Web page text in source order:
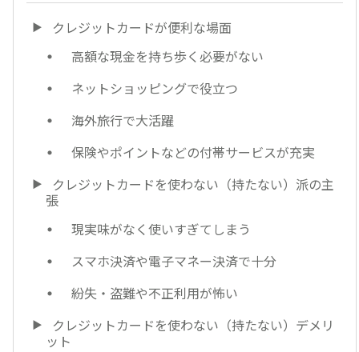
クレジットカードが便利な場面
高額な現金を持ち歩く必要がない
ネットショッピングで役立つ
海外旅行で大活躍
保険やポイントなどの付帯サービスが充実
クレジットカードを使わない（持たない）派の主
張
現実味がなく使いすぎてしまう
スマホ決済や電子マネー決済で十分
紛失・盗難や不正利用が怖い
クレジットカードを使わない（持たない）デメリ
ット